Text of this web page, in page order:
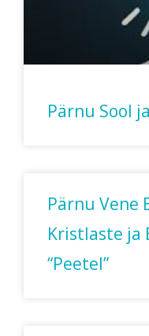
Pärnu Sool
Pärnu Vene
Kristlaste ja
“Peetel”